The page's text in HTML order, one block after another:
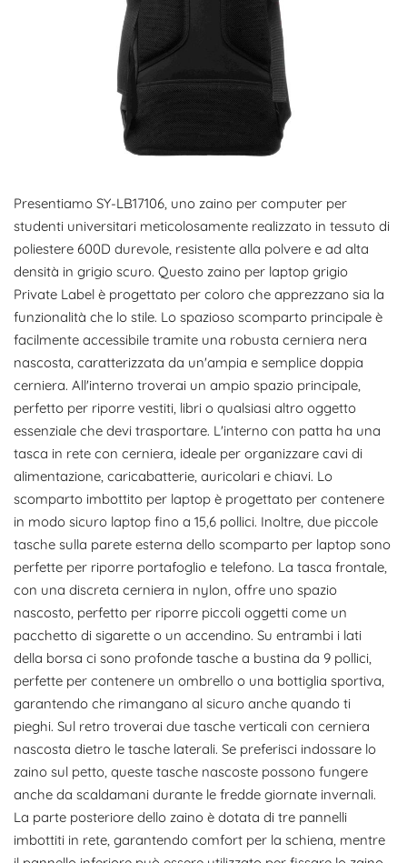
Presentiamo SY-LB17106, uno zaino per computer per
studenti universitari meticolosamente realizzato in tessuto di
poliestere 600D durevole, resistente alla polvere e ad alta
densità in grigio scuro. Questo zaino per laptop grigio
Private Label è progettato per coloro che apprezzano sia la
funzionalità che lo stile. Lo spazioso scomparto principale è
facilmente accessibile tramite una robusta cerniera nera
nascosta, caratterizzata da un'ampia e semplice doppia
cerniera. All'interno troverai un ampio spazio principale,
perfetto per riporre vestiti, libri o qualsiasi altro oggetto
essenziale che devi trasportare. L'interno con patta ha una
tasca in rete con cerniera, ideale per organizzare cavi di
alimentazione, caricabatterie, auricolari e chiavi. Lo
scomparto imbottito per laptop è progettato per contenere
in modo sicuro laptop fino a 15,6 pollici. Inoltre, due piccole
tasche sulla parete esterna dello scomparto per laptop sono
perfette per riporre portafoglio e telefono. La tasca frontale,
con una discreta cerniera in nylon, offre uno spazio
nascosto, perfetto per riporre piccoli oggetti come un
pacchetto di sigarette o un accendino. Su entrambi i lati
della borsa ci sono profonde tasche a bustina da 9 pollici,
perfette per contenere un ombrello o una bottiglia sportiva,
garantendo che rimangano al sicuro anche quando ti
pieghi. Sul retro troverai due tasche verticali con cerniera
nascosta dietro le tasche laterali. Se preferisci indossare lo
zaino sul petto, queste tasche nascoste possono fungere
anche da scaldamani durante le fredde giornate invernali.
La parte posteriore dello zaino è dotata di tre pannelli
imbottiti in rete, garantendo comfort per la schiena, mentre